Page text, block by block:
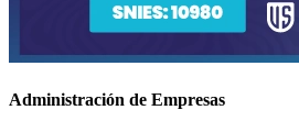
Administración de Empresas